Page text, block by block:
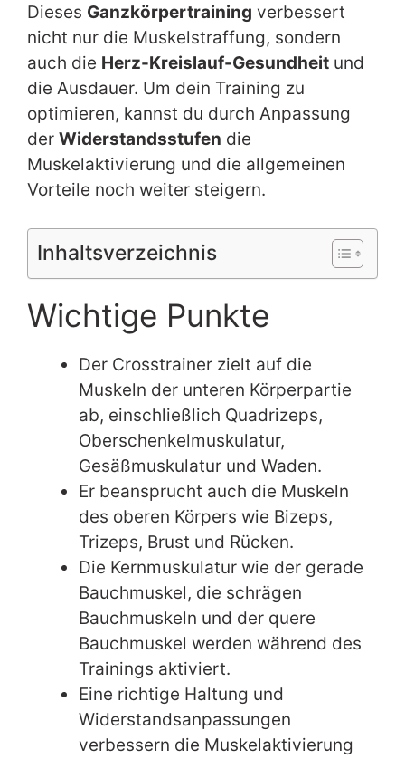
Dieses Ganzkörpertraining verbessert
nicht nur die Muskelstraffung, sondern
auch die Herz-Kreislauf-Gesundheit und
die Ausdauer. Um dein Training zu
optimieren, kannst du durch Anpassung
der Widerstandsstufen die
Muskelaktivierung und die allgemeinen
Vorteile noch weiter steigern.
Inhaltsverzeichnis
Wichtige Punkte
Der Crosstrainer zielt auf die
Muskeln der unteren Körperpartie
ab, einschließlich Quadrizeps,
Oberschenkelmuskulatur,
Gesäßmuskulatur und Waden.
Er beansprucht auch die Muskeln
des oberen Körpers wie Bizeps,
Trizeps, Brust und Rücken.
Die Kernmuskulatur wie der gerade
Bauchmuskel, die schrägen
Bauchmuskeln und der quere
Bauchmuskel werden während des
Trainings aktiviert.
Eine richtige Haltung und
Widerstandsanpassungen
verbessern die Muskelaktivierung